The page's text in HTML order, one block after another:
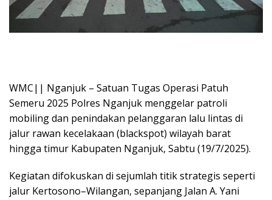
WMC|| Nganjuk – Satuan Tugas Operasi Patuh
Semeru 2025 Polres Nganjuk menggelar patroli
mobiling dan penindakan pelanggaran lalu lintas di
jalur rawan kecelakaan (blackspot) wilayah barat
hingga timur Kabupaten Nganjuk, Sabtu (19/7/2025).
Kegiatan difokuskan di sejumlah titik strategis seperti
jalur Kertosono–Wilangan, sepanjang Jalan A. Yani